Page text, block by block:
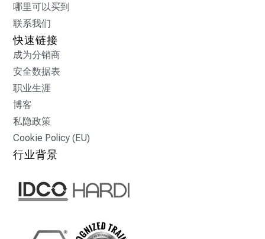
哪里可以买到
联系我们
快速链接
成为分销商
安全数据表
职业生涯
博客
私隐政策
Cookie Policy (EU)
行业背景